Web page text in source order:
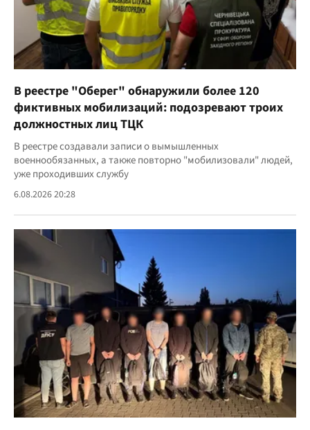
В реестре "Оберег" обнаружили более 120
фиктивных мобилизаций: подозревают троих
должностных лиц ТЦК
В реестре создавали записи о вымышленных
военнообязанных, а также повторно "мобилизовали" людей,
уже проходивших службу
6.08.2026 20:28